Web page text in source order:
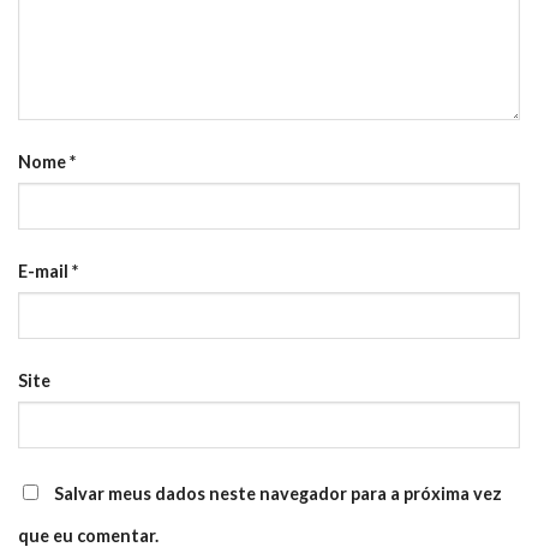
Nome*
E-mail *
Site
Salvar meus dados neste navegador para a próxima vez
que eu comentar.